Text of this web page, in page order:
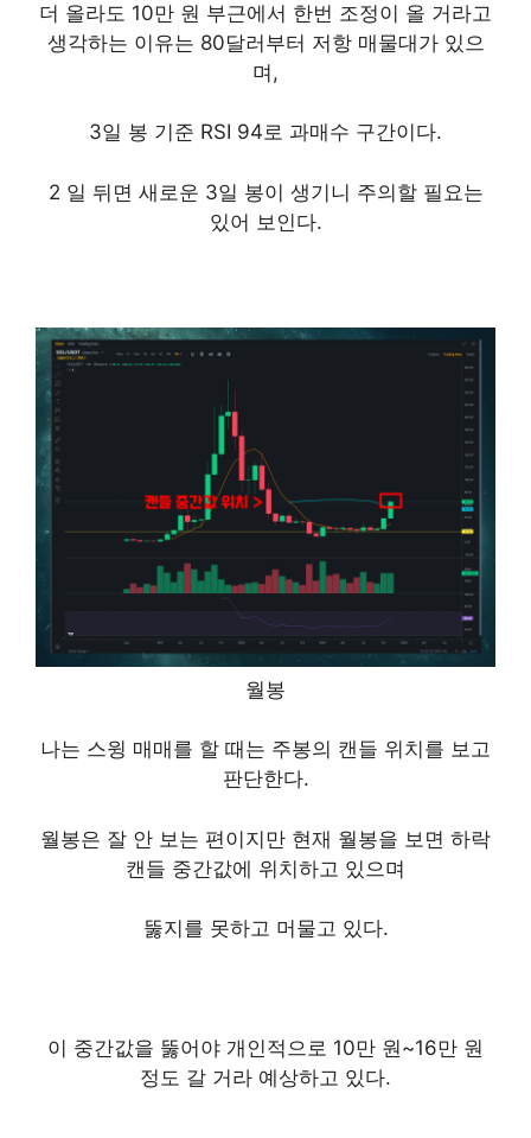
더 올라도 10만 원 부근에서 한번 조정이 올 거라고
생각하는 이유는 80달러부터 저항 매물대가 있으
며,
3일 봉 기준 RSI 94로 과매수 구간이다.
2 일 뒤면 새로운 3일 봉이 생기니 주의할 필요는
있어 보인다.
월봉
나는 스윙 매매를 할 때는 주봉의 캔들 위치를 보고
판단한다.
월봉은 잘 안 보는 편이지만 현재 월봉을 보면 하락
캔들 중간값에 위치하고 있으며
뚫지를 못하고 머물고 있다.
이 중간값을 뚫어야 개인적으로 10만 원~16만 원
정도 갈 거라 예상하고 있다.